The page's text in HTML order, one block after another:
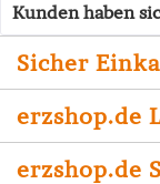
Kunden haben
Sicher
erzshop.de
erzshop.de